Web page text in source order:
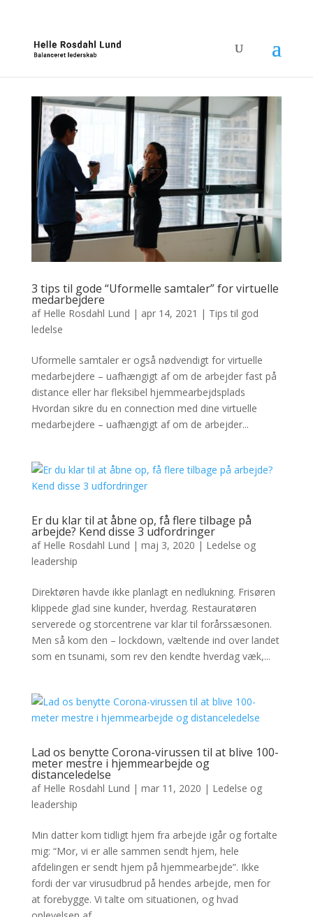
3 tips til gode “Uformelle samtaler” for virtuelle
medarbejdere
af Helle Rosdahl Lund | apr 14, 2021 | Tips til god
ledelse
Uformelle samtaler er også nødvendigt for virtuelle
medarbejdere – uafhængigt af om de arbejder fast på
distance eller har fleksibel hjemmearbejdsplads
Hvordan sikre du en connection med dine virtuelle
medarbejdere – uafhængigt af om de arbejder...
Er du klar til at åbne op, få flere tilbage på
arbejde? Kend disse 3 udfordringer
af Helle Rosdahl Lund | maj 3, 2020 | Ledelse og
leadership
Direktøren havde ikke planlagt en nedlukning. Frisøren
klippede glad sine kunder, hverdag. Restauratøren
serverede og storcentrene var klar til forårssæsonen.
Men så kom den – lockdown, væltende ind over landet
som en tsunami, som rev den kendte hverdag væk,...
Lad os benytte Corona-virussen til at blive 100-
meter mestre i hjemmearbejde og
distanceledelse
af Helle Rosdahl Lund | mar 11, 2020 | Ledelse og
leadership
Min datter kom tidligt hjem fra arbejde igår og fortalte
mig: “Mor, vi er alle sammen sendt hjem, hele
afdelingen er sendt hjem på hjemmearbejde”. Ikke
fordi der var virusudbrud på hendes arbejde, men for
at forebygge. Vi talte om situationen, og hvad